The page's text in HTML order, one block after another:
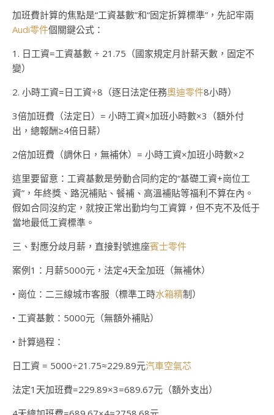
加班費計算的焦點是“工資基數”和“固定折算標準”，先記牢兩
Audi零件個關鍵公式：
1. 日工資=工資基數 ÷ 21.75（國家規定月計薪天數，固定不
變）
2. 小時工資=日工資÷8（逐日法定任務奧迪零件8小時）
3倍加班費（法定日）= 小時工資×加班小時數×3（額外付
出，總報酬≥4倍日薪）
2倍加班費（調休日，無補休）= 小時工資×加班小時數×2
這里要留意：工資基數是勞動合同約定的“基礎工資+崗位工
資”，年終獎、路況補貼、餐補、高溫補貼等福利不算在內。
假如合同沒約定，就按正常出勤均勻工資算，但不克不及低于
當地最低工資標準。
三、對應分歧月薪，直接對號進座賓士零件
案例1：月薪5000元，法定4天全加班（無補休）
• 崗位：二三線城市客服（標準工時水箱精制）
• 工資基數：5000元（無額外補貼）
• 計算過程：
日工資 = 5000÷21.75≈229.89元汽車空氣芯
法定1天加班費=229.89×3=689.67元（額外支出）